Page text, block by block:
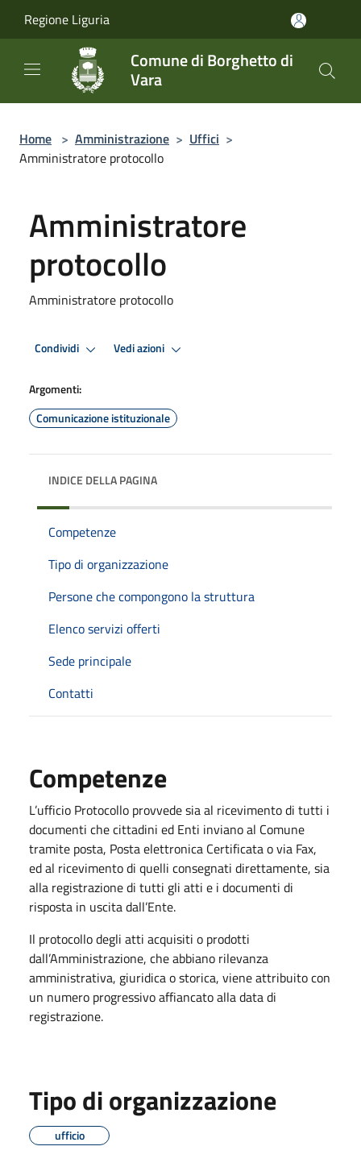
Regione Liguria
Comune di Borghetto di
Vara
Home > Amministrazione > Uffici >
Amministratore protocollo
Amministratore
protocollo
Amministratore protocollo
Condividi Vedi azioni
Argomenti:
Comunicazione istituzionale
INDICE DELLA PAGINA
Competenze
Tipo di organizzazione
Persone che compongono la struttura
Elenco servizi offerti
Sede principale
Contatti
Competenze
L’ufficio Protocollo provvede sia al ricevimento di tutti i
documenti che cittadini ed Enti inviano al Comune
tramite posta, Posta elettronica Certificata o via Fax,
ed al ricevimento di quelli consegnati direttamente, sia
alla registrazione di tutti gli atti e i documenti di
risposta in uscita dall’Ente.
Il protocollo degli atti acquisiti o prodotti
dall’Amministrazione, che abbiano rilevanza
amministrativa, giuridica o storica, viene attribuito con
un numero progressivo affiancato alla data di
registrazione.
Tipo di organizzazione
ufficio